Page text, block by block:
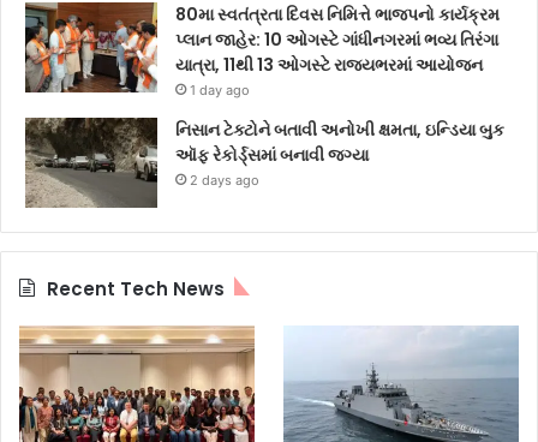
80મા સ્વતંત્રતા દિવસ નિમિત્તે ભાજપનો કાર્યક્રમ
પ્લાન જાહેર: 10 ઓગસ્ટે ગાંધીનગરમાં ભવ્ય તિરંગા
યાત્રા, 11થી 13 ઓગસ્ટે રાજ્યભરમાં આયોજન
1 day ago
નિસાન ટેક્ટોને બતાવી અનોખી ક્ષમતા, ઇન્ડિયા બુક
ઑફ રેકોર્ડ્સમાં બનાવી જગ્યા
2 days ago
Recent Tech News